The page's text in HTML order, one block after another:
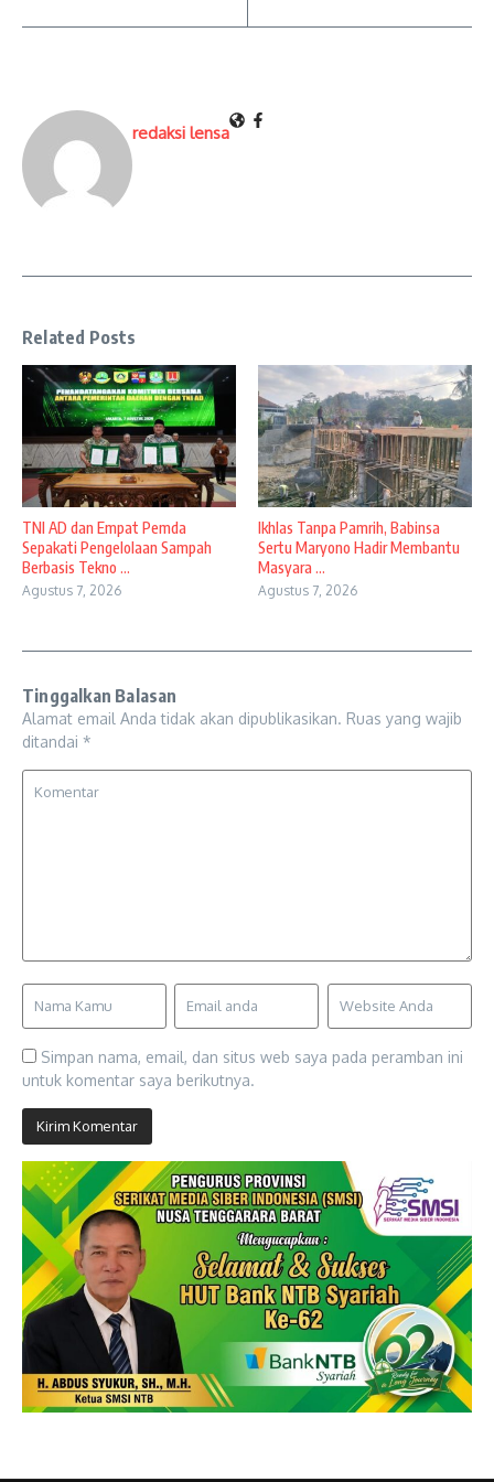
redaksi lensa
Related Posts
TNI AD dan Empat Pemda
Sepakati Pengelolaan Sampah
Berbasis Tekno ...
Agustus 7, 2026
Ikhlas Tanpa Pamrih, Babinsa
Sertu Maryono Hadir Membantu
Masyara ...
Agustus 7, 2026
Tinggalkan Balasan
Alamat email Anda tidak akan dipublikasikan. Ruas yang wajib
ditandai *
Simpan nama, email, dan situs web saya pada peramban ini
untuk komentar saya berikutnya.